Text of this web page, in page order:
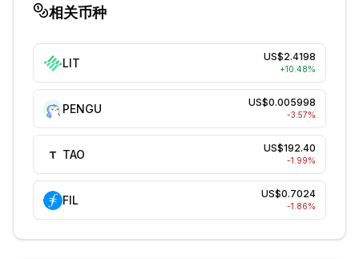
相关币种
LIT US$2.4198
+10.48%
PENGU US$0.005998
-3.57%
TAO US$192.40
-1.99%
FIL US$0.7024
-1.86%